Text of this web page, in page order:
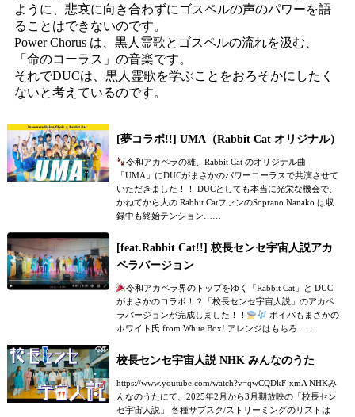
ように、悲哀に向き合わずにゴスペルの声のパワーを語
ることはできないのです。
Power Chorus は、黒人霊歌とゴスペルの流れを汲む、
「命のコーラス」の音楽です。
それでDUCは、黒人霊歌を学ぶことをおろそかにしたく
ないと考えているのです。
[夢コラボ!!] UMA（Rabbit Cat オリジナル）
令和アカペラの雄、Rabbit Cat のオリジナル曲
「UMA」にDUCがまさかのパワーコーラスで共演させて
いただきました！！ DUCとしても本当に光栄な機会で、
かねてから大の Rabbit CatファンのSoprano Nanako は収
録中も終始テンション……
[feat.Rabbit Cat!!] 校長センセ宇宙人説アカ
ペラバージョン
令和アカペラ界のトップをゆく「Rabbit Cat」と DUC
がまさかのコラボ！？「校長センセ宇宙人説」のアカペ
ラバージョンが完成しました！！
ボイパもまさかの
ホワイト氏 from White Box! アレンジはもちろ……
校長センセ宇宙人説 NHK みんなのうた
https://www.youtube.com/watch?v=qwCQDkF-xmA NHKみ
んなのうたにて、2025年2月から3月期放映の「校長セン
セ宇宙人説」 各種サブスク/ストリーミングのリストは